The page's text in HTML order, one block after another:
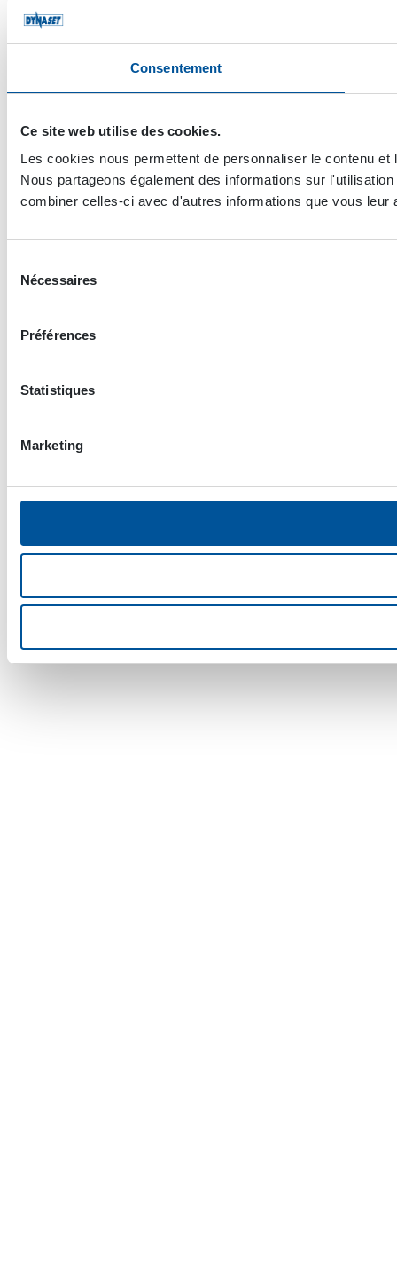
Consentement
Ce site web utilise des cookies.
Les cookies nous permettent de personnaliser le contenu
Nous partageons également des informations sur
combiner celles-ci avec d'autres informations que vous
Nécessaires
Préférences
Statistiques
Marketing